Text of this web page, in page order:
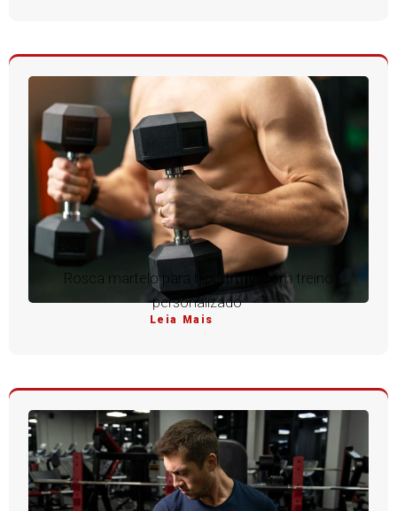
Rosca martelo para hipertrofia com treino
personalizado
Leia Mais